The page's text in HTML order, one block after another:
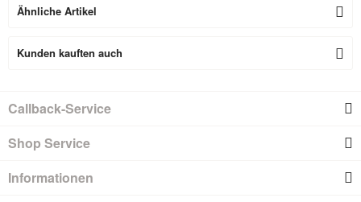
Ähnliche Artikel
Kunden kauften auch
Callback-Service
Shop Service
Informationen